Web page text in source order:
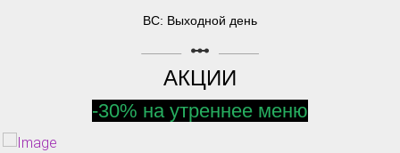
ВС: Выходной день
linear_scale
АКЦИИ
-30% на утреннее меню